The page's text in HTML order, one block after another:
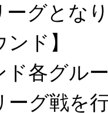
ーグとな
ド】
各グル
ーグ戦を